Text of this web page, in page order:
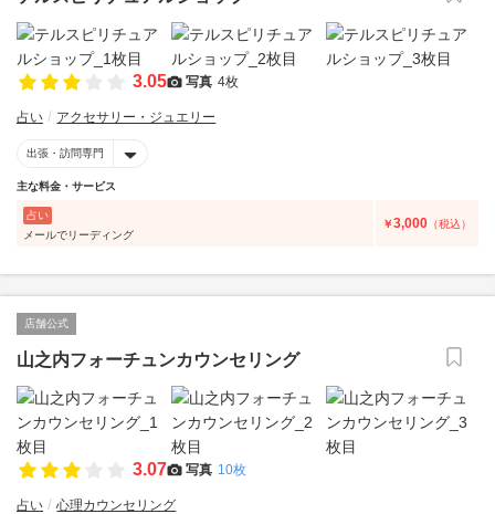
3.05 写真 4枚
占い アクセサリー・ジュエリー
出張・訪問専門
主な料金・サービス
占い
メールでリーディング
￥3,000 （税込）
店舗公式
山之内フォーチュンカウンセリング
3.07 写真 10枚
占い 心理カウンセリング